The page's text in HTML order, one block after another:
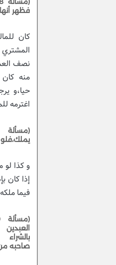
فظهر
كان
نصف
منه
حيا،و
اغترمه
و كذا لو
إذا كان
فيما
بالشراء
صاحبه